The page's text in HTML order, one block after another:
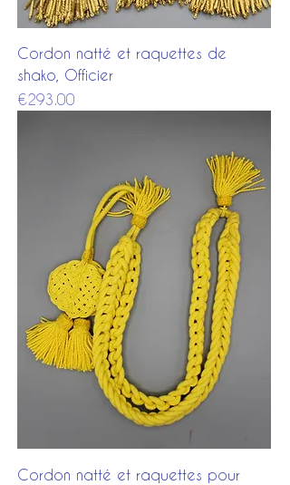
Cordon natté et raquettes de
shako, Officier
Price
€293.00
Cordon natté et raquettes pour